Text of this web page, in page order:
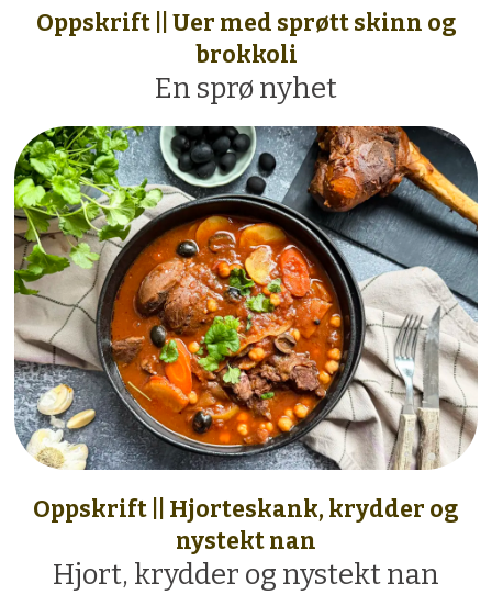
Oppskrift || Uer med sprøtt skinn og
brokkoli
En sprø nyhet
Oppskrift || Hjorteskank, krydder og
nystekt nan
Hjort, krydder og nystekt nan